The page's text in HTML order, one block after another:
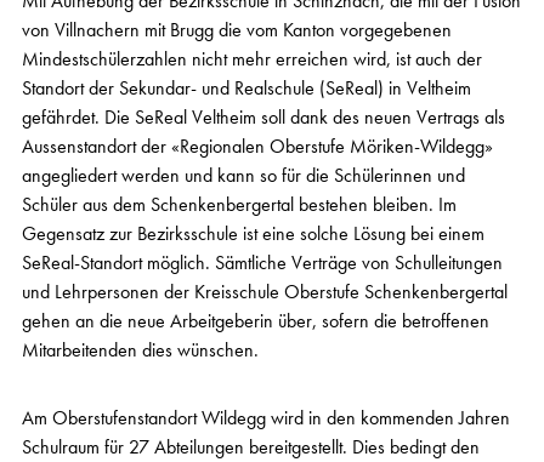
von Villnachern mit Brugg die vom Kanton vorgegebenen
Mindestschülerzahlen nicht mehr erreichen wird, ist auch der
Standort der Sekundar- und Realschule (SeReal) in Veltheim
gefährdet. Die SeReal Veltheim soll dank des neuen Vertrags als
Aussenstandort der «Regionalen Oberstufe Möriken-Wildegg»
angegliedert werden und kann so für die Schülerinnen und
Schüler aus dem Schenkenbergertal bestehen bleiben. Im
Gegensatz zur Bezirksschule ist eine solche Lösung bei einem
SeReal-Standort möglich. Sämtliche Verträge von Schulleitungen
und Lehrpersonen der Kreisschule Oberstufe Schenkenbergertal
gehen an die neue Arbeitgeberin über, sofern die betroffenen
Mitarbeitenden dies wünschen.
Am Oberstufenstandort Wildegg wird in den kommenden Jahren
Schulraum für 27 Abteilungen bereitgestellt. Dies bedingt den